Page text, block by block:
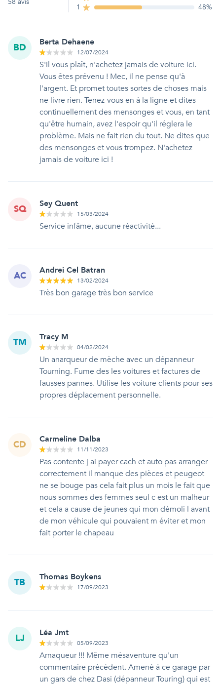
1
48%
BD Berta Dehaene
12/07/2024
S'il vous plaît, n'achetez jamais de voiture ici.
Vous êtes prévenu ! Mec, il ne pense qu'à
l'argent. Et promet toutes sortes de choses mais
ne livre rien. Tenez-vous en à la ligne et dites
continuellement des mensonges et vous, en tant
qu'être humain, avez l'espoir qu'il réglera le
problème. Mais ne fait rien du tout. Ne dites que
des mensonges et vous trompez. N'achetez
jamais de voiture ici !
SQ Sey Quent
15/03/2024
Service infâme, aucune réactivité...
AC Andrei Cel Batran
13/02/2024
Très bon garage très bon service
TM Tracy M
04/02/2024
Un anarqueur de mèche avec un dépanneur
Tourning. Fume des les voitures et factures de
fausses pannes. Utilise les voiture clients pour ses
propres déplacement personnelle.
CD Carmeline Dalba
11/11/2023
Pas contente j ai payer cach et auto pas arranger
correctement il manque des pièces et peugeot
ne se bouge pas cela fait plus un mois le fait que
nous sommes des femmes seul c est un malheur
et cela a cause de jeunes qui mon démoli l avant
de mon véhicule qui pouvaient m éviter et mon
fait porter le chapeau
TB Thomas Boykens
17/09/2023
LJ Léa Jmt
05/09/2023
Arnaqueur !!! Même mésaventure qu'un
commentaire précédent. Amené à ce garage par
un gars de chez Dasi (dépanneur Touring) qui est